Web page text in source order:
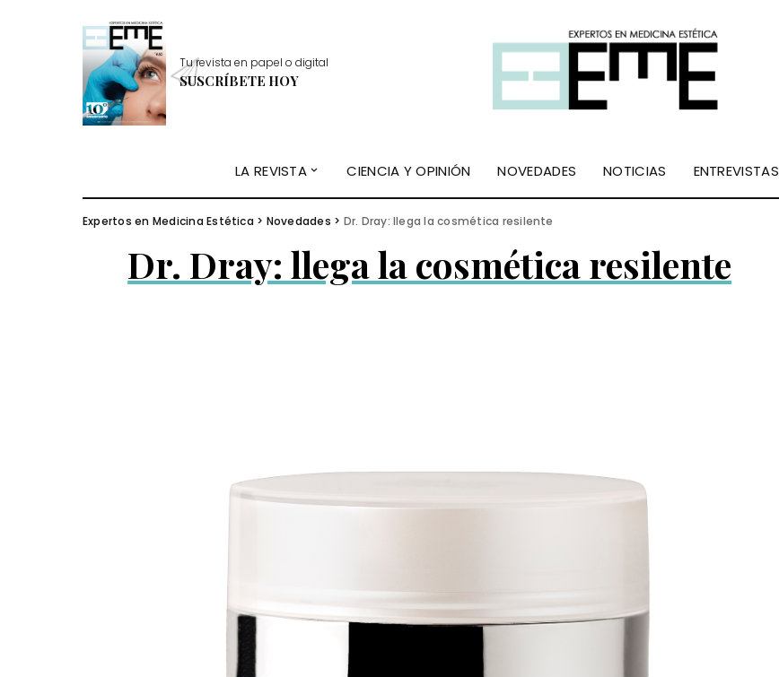
Tu revista en papel o digital
SUSCRÍBETE HOY
LA REVISTA CIENCIA Y OPINIÓN NOVEDADES NOTICIAS ENTREVISTAS
Expertos en Medicina Estética > Novedades > Dr. Dray: llega la cosmética resilente
Dr. Dray: llega la cosmética resilente